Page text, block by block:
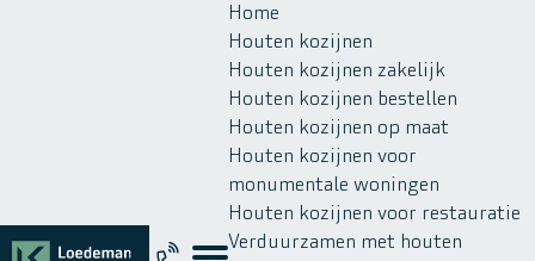
Home
Houten kozijnen
Houten kozijnen zakelijk
Houten kozijnen bestellen
Houten kozijnen op maat
Houten kozijnen voor
monumentale woningen
Houten kozijnen voor restauratie
Verduurzamen met houten